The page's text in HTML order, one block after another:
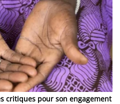
critiques pour son engagement